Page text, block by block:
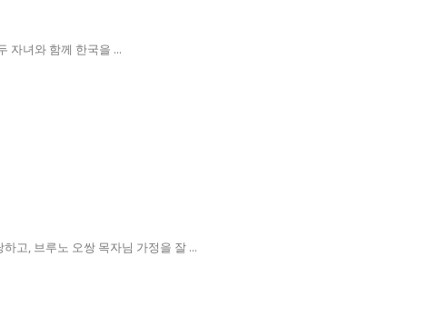
자녀와 함께 한국을 ...
고, 브루노 오쌍 목자님 가정을 잘 ...